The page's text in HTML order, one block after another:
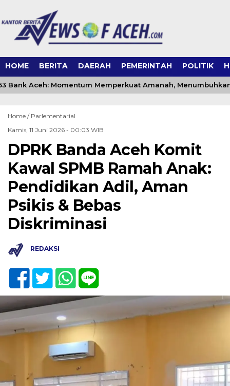
HOME BERITA DAERAH PEMERINTAH POLITIK
Bank Aceh: Momentum Memperkuat Amanah,
Home / Parlementarial
Kamis, 11 Juni 2026 - 00:03 WIB
DPRK Banda Aceh Komit
Kawal SPMB Ramah Anak:
Pendidikan Adil, Aman
Psikis & Bebas
Diskriminasi
REDAKSI